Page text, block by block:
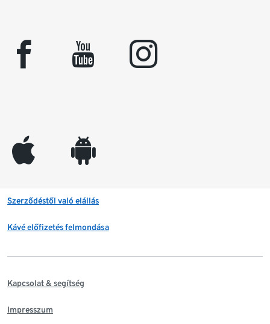
facebook youtube instagram
appleinc android
Szerződéstől való elállás
Kávé előfizetés felmondása
Kapcsolat & segítség
Impresszum